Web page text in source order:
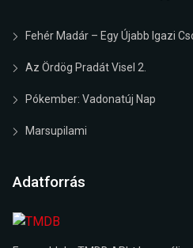
Fehér Madár – Egy Újabb Igazi
Az Ördög Pradát Visel 2.
Pókember: Vadonatúj Nap
Marsupilami
Adatforrás